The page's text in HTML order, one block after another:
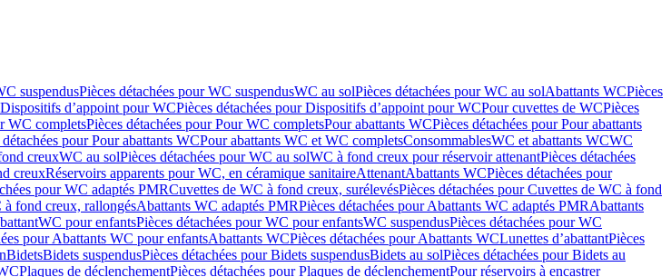
suspendusPièces détachées pour WC suspendusWC au solPièces détachées pour WC au solAbattants WCPièces
Dispositifs d’appoint pour WCPièces détachées pour Dispositifs d’appoint pour WCPour cuvettes de WCPièces
WC completsPièces détachées pour Pour WC completsPour abattants WCPièces détachées pour Pour abattants
détachées pour Pour abattants WCPour abattants WC et WC completsConsommablesWC et abattants WCWC
creuxWC au solPièces détachées pour WC au solWC à fond creux pour réservoir attenantPièces détachées
creuxRéservoirs apparents pour WC, en céramique sanitaireAttenantAbattants WCPièces détachées pour
pour WC adaptés PMRCuvettes de WC à fond creux, surélevésPièces détachées pour Cuvettes de WC à fond
à fond creux, rallongésAbattants WC adaptés PMRPièces détachées pour Abattants WC adaptés PMRAbattants
WC pour enfantsPièces détachées pour WC pour enfantsWC suspendusPièces détachées pour WC
pour Abattants WC pour enfantsAbattants WCPièces détachées pour Abattants WCLunettes d’abattantPièces
BidetsBidets suspendusPièces détachées pour Bidets suspendusBidets au solPièces détachées pour Bidets au
Plaques de déclenchementPièces détachées pour Plaques de déclenchementPour réservoirs à encastrer